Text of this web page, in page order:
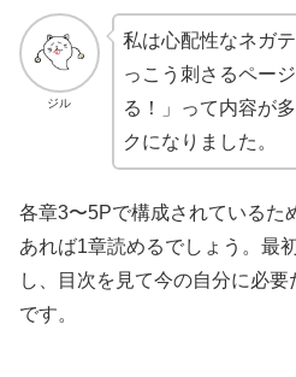
ジル
私は心配性なネガ
っこう刺さるペー
る！」って内容が
クになりました。
各章3〜5Pで構成されているた
あれば1章読めるでしょう。最
し、目次を見て今の自分に必
です。